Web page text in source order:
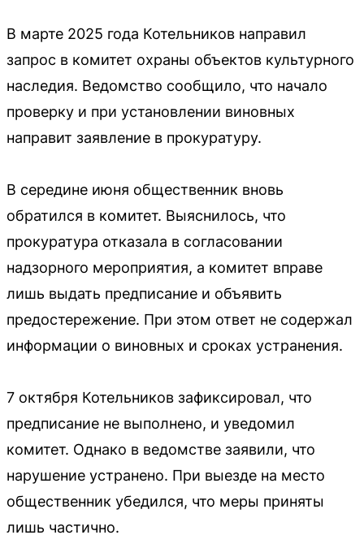
В марте 2025 года Котельников направил
запрос в комитет охраны объектов культурного
наследия. Ведомство сообщило, что начало
проверку и при установлении виновных
направит заявление в прокуратуру.
В середине июня общественник вновь
обратился в комитет. Выяснилось, что
прокуратура отказала в согласовании
надзорного мероприятия, а комитет вправе
лишь выдать предписание и объявить
предостережение. При этом ответ не содержал
информации о виновных и сроках устранения.
7 октября Котельников зафиксировал, что
предписание не выполнено, и уведомил
комитет. Однако в ведомстве заявили, что
нарушение устранено. При выезде на место
общественник убедился, что меры приняты
лишь частично.